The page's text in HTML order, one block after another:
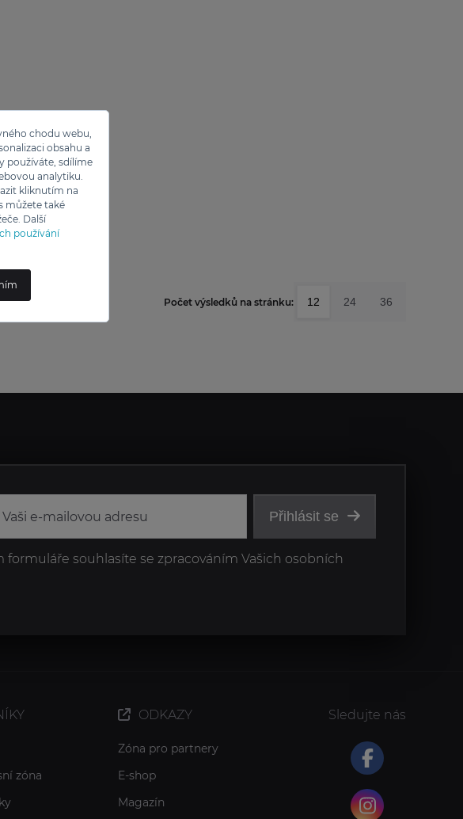
chodu webu,
obsahu a
používáte, sdílíme
analytiku.
kliknutím na
můžete také
Další
používání
Počet výsledků na stránku: 12 24 36
Přihlásit se
formuláře souhlasíte se zpracováním Vašich osobních
zóna
ODKAZY
Zóna pro partnery
E-shop
Magazín
Sledujte nás